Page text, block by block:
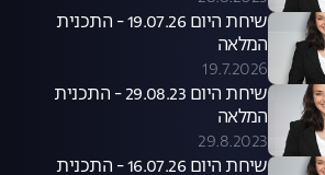
שיחת היום 19.07.26 - התכנית
המלאה
19.7.2026
שיחת היום 29.08.23 - התכנית
המלאה
29.8.2023
שיחת היום 16.07.26 - התכנית